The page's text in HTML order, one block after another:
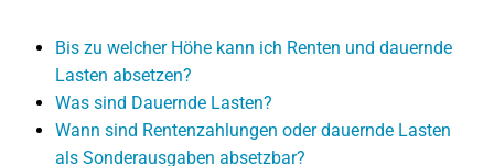
Bis zu welcher Höhe kann ich Renten und dauernde
Lasten absetzen?
Was sind Dauernde Lasten?
Wann sind Rentenzahlungen oder dauernde Lasten
als Sonderausgaben absetzbar?